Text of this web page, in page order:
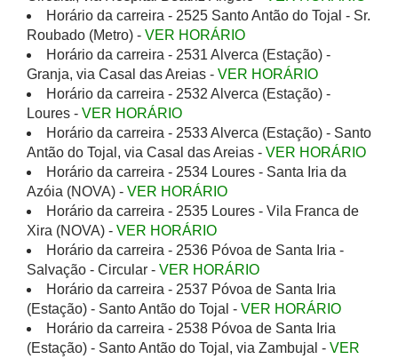
Horário da carreira - 2525 Santo Antão do Tojal - Sr.
Roubado (Metro) - VER HORÁRIO
Horário da carreira - 2531 Alverca (Estação) -
Granja, via Casal das Areias - VER HORÁRIO
Horário da carreira - 2532 Alverca (Estação) -
Loures - VER HORÁRIO
Horário da carreira - 2533 Alverca (Estação) - Santo
Antão do Tojal, via Casal das Areias - VER HORÁRIO
Horário da carreira - 2534 Loures - Santa Iria da
Azóia (NOVA) - VER HORÁRIO
Horário da carreira - 2535 Loures - Vila Franca de
Xira (NOVA) - VER HORÁRIO
Horário da carreira - 2536 Póvoa de Santa Iria -
Salvação - Circular - VER HORÁRIO
Horário da carreira - 2537 Póvoa de Santa Iria
(Estação) - Santo Antão do Tojal - VER HORÁRIO
Horário da carreira - 2538 Póvoa de Santa Iria
(Estação) - Santo Antão do Tojal, via Zambujal - VER